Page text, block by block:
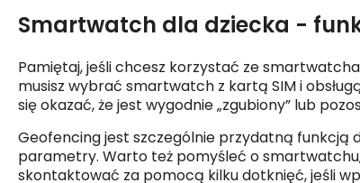
Smartwatch dla dziecka -
Pamiętaj, jeśli chcesz korzystać ze
musisz wybrać smartwatch z kartą SIM i
się okazać, że jest wygodnie „zgubiony” lub
Geofencing jest szczególnie przydatną funkcją
parametry. Warto też pomyśleć o
skontaktować za pomocą kilku dotknięć, jeśli